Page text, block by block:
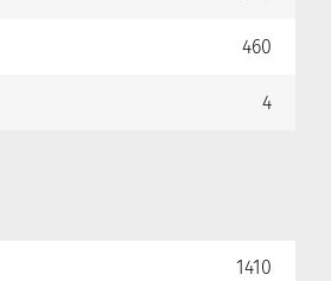
460
4
1410